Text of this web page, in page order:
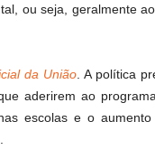
ou seja, geralmente
da União. A política
aderirem ao
escolas e o